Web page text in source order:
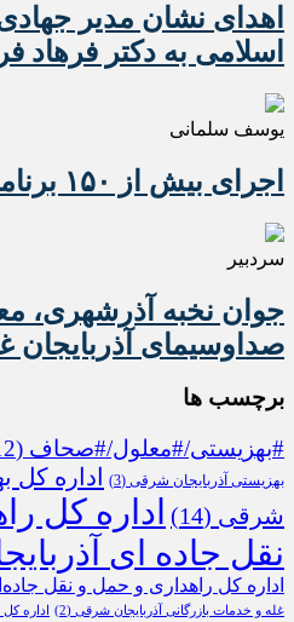
اهدای نشان مدیر
اسلامی به دکتر فرهاد
یوسف سلمانی
اجرای بیش از ۱۵۰ برنامه فرهنگی در اهر
سردبیر
جوان نخبه آذرشهری،
صداوسیمای آذربایجان
برچسب ها
#بهزیستی/#معلول/#صحاف (12)
بهزیستی آذربایجان شرقی (3)
اداره کل
شرقی (14)
اداره کل
نقل جاده ای
اداره کل راهداری و حمل و نقل
غله و خدمات بازرگانی آذربایجان شرقی (2)
اداره